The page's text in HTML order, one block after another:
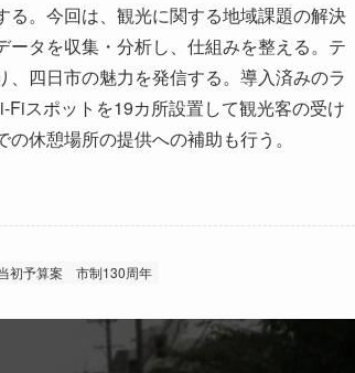
。今回は、観光に関する地域課題の解決
タを収集・分析し、仕組みを整える。テ
四日市の魅力を発信する。導入済みのラ
スポットを19カ所設置して観光客の受け
休憩場所の提供への補助も行う。
初予算案 市制130周年